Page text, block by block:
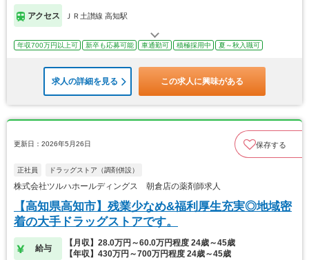
アクセス ＪＲ土讃線 高知駅
年収700万円以上可 新卒も応募可能 車通勤可 積極採用中 夏～秋入職可
求人の詳細を見る この求人に興味がある
更新日：2026年5月26日 保存する
正社員 ドラッグストア（調剤併設）
株式会社ツルハホールディングス 朝倉店の薬剤師求人
【高知県高知市】残業少なめ&福利厚生充実◎地域密
着の大手ドラッグストアです。
給与
【月収】28.0万円～60.0万円程度 24歳～45歳
【年収】430万円～700万円程度 24歳～45歳